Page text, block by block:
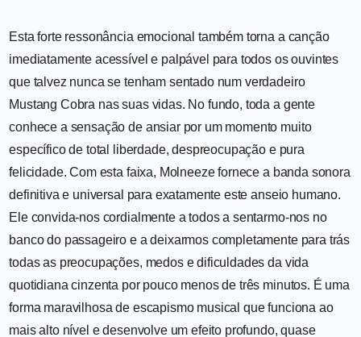
Esta forte ressonância emocional também torna a canção
imediatamente acessível e palpável para todos os ouvintes
que talvez nunca se tenham sentado num verdadeiro
Mustang Cobra nas suas vidas. No fundo, toda a gente
conhece a sensação de ansiar por um momento muito
específico de total liberdade, despreocupação e pura
felicidade. Com esta faixa, Molneeze fornece a banda sonora
definitiva e universal para exatamente este anseio humano.
Ele convida-nos cordialmente a todos a sentarmo-nos no
banco do passageiro e a deixarmos completamente para trás
todas as preocupações, medos e dificuldades da vida
quotidiana cinzenta por pouco menos de três minutos. É uma
forma maravilhosa de escapismo musical que funciona ao
mais alto nível e desenvolve um efeito profundo, quase